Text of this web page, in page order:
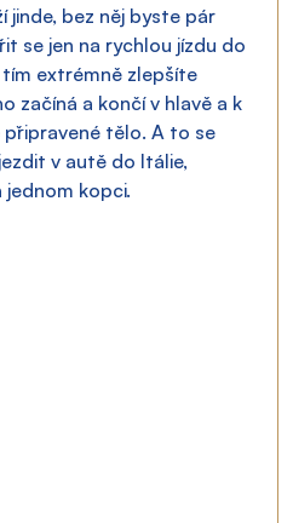
jinde, bez něj byste pár
se jen na rychlou jízdu do
extrémně zlepšíte
začíná a končí v hlavě a k
tělo. A to se
v autě do Itálie,
kopci.